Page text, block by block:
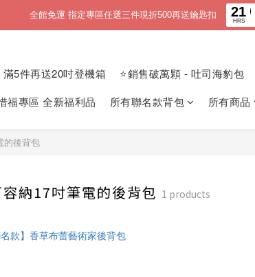
5件再送20吋登機箱 ⭐銷售破萬顆 - 吐司海豹包
福專區 全新福利品 所有聯名款背包 所有商品
的後背包
納17吋筆電的後背包 1 products
全館免運 指定專區任選三件現折500再送鑰匙扣 21
HRS